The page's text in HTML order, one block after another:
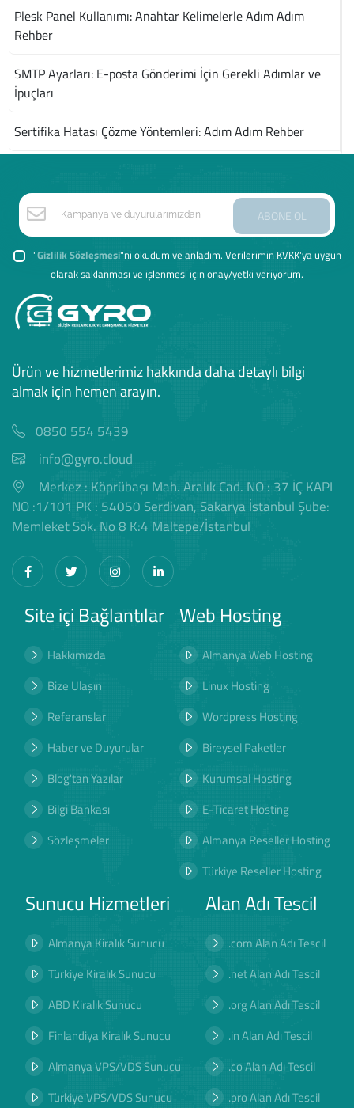
Plesk Panel Kullanımı: Anahtar Kelimelerle Adım Adım
Rehber
SMTP Ayarları: E-posta Gönderimi İçin Gerekli Adımlar ve
İpuçları
Sertifika Hatası Çözme Yöntemleri: Adım Adım Rehber
ABONE OL
"Gizlilik Sözleşmesi"ni okudum ve anladım. Verilerimin KVKK'ya uygun
olarak saklanması ve işlenmesi için onay/yetki veriyorum.
Ürün ve hizmetlerimiz hakkında daha detaylı bilgi
almak için hemen arayın.
0850 554 5439
info@gyro.cloud
Merkez : Köprübaşı Mah. Aralık Cad. NO : 37 İÇ KAPI
NO :1/101 PK : 54050 Serdivan, Sakarya İstanbul Şube:
Memleket Sok. No 8 K:4 Maltepe/İstanbul
Site içi Bağlantılar
Hakkımızda
Bize Ulaşın
Referanslar
Haber ve Duyurular
Blog'tan Yazılar
Bilgi Bankası
Sözleşmeler
Web Hosting
Almanya Web Hosting
Linux Hosting
Wordpress Hosting
Bireysel Paketler
Kurumsal Hosting
E-Ticaret Hosting
Almanya Reseller Hosting
Türkiye Reseller Hosting
Sunucu Hizmetleri
Almanya Kiralık Sunucu
Türkiye Kiralık Sunucu
ABD Kiralık Sunucu
Finlandiya Kiralık Sunucu
Almanya VPS/VDS Sunucu
Türkiye VPS/VDS Sunucu
Alan Adı Tescil
.com Alan Adı Tescil
.net Alan Adı Tescil
.org Alan Adı Tescil
.in Alan Adı Tescil
.co Alan Adı Tescil
.pro Alan Adı Tescil